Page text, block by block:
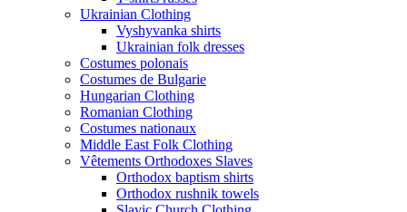
Ukrainian Clothing
Vyshyvanka shirts
Ukrainian folk dresses
Costumes polonais
Costumes de Bulgarie
Hungarian Clothing
Romanian Clothing
Costumes nationaux
Middle East Folk Clothing
Vêtements Orthodoxes Slaves
Orthodox baptism shirts
Orthodox rushnik towels